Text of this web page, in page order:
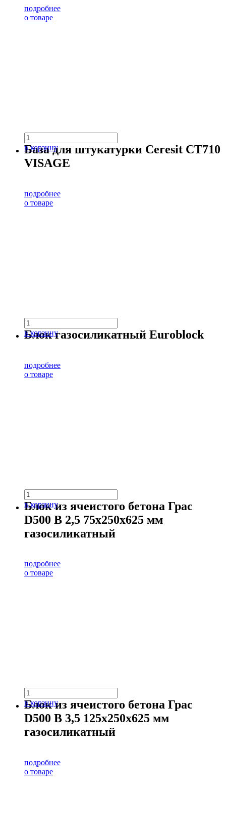
подробнее
о товаре
в корзину
База для штукатурки Ceresit CT710
VISAGE
подробнее
о товаре
в корзину
Блок газосиликатный Euroblock
подробнее
о товаре
в корзину
Блок из ячеистого бетона Грас
D500 В 2,5 75х250х625 мм
газосиликатный
подробнее
о товаре
в корзину
Блок из ячеистого бетона Грас
D500 В 3,5 125х250х625 мм
газосиликатный
подробнее
о товаре